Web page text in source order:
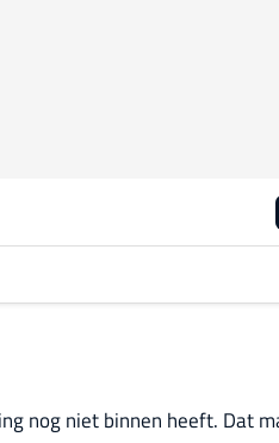
nog niet binnen heeft. Dat